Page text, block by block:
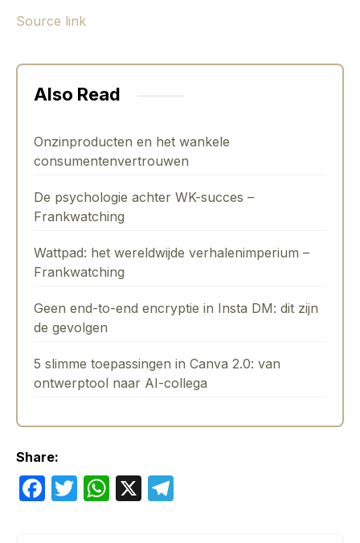
Source link
Also Read
Onzinproducten en het wankele
consumentenvertrouwen
De psychologie achter WK-succes –
Frankwatching
Wattpad: het wereldwijde verhalenimperium –
Frankwatching
Geen end-to-end encryptie in Insta DM: dit zijn
de gevolgen
5 slimme toepassingen in Canva 2.0: van
ontwerptool naar AI-collega
Share:
F
T
W X